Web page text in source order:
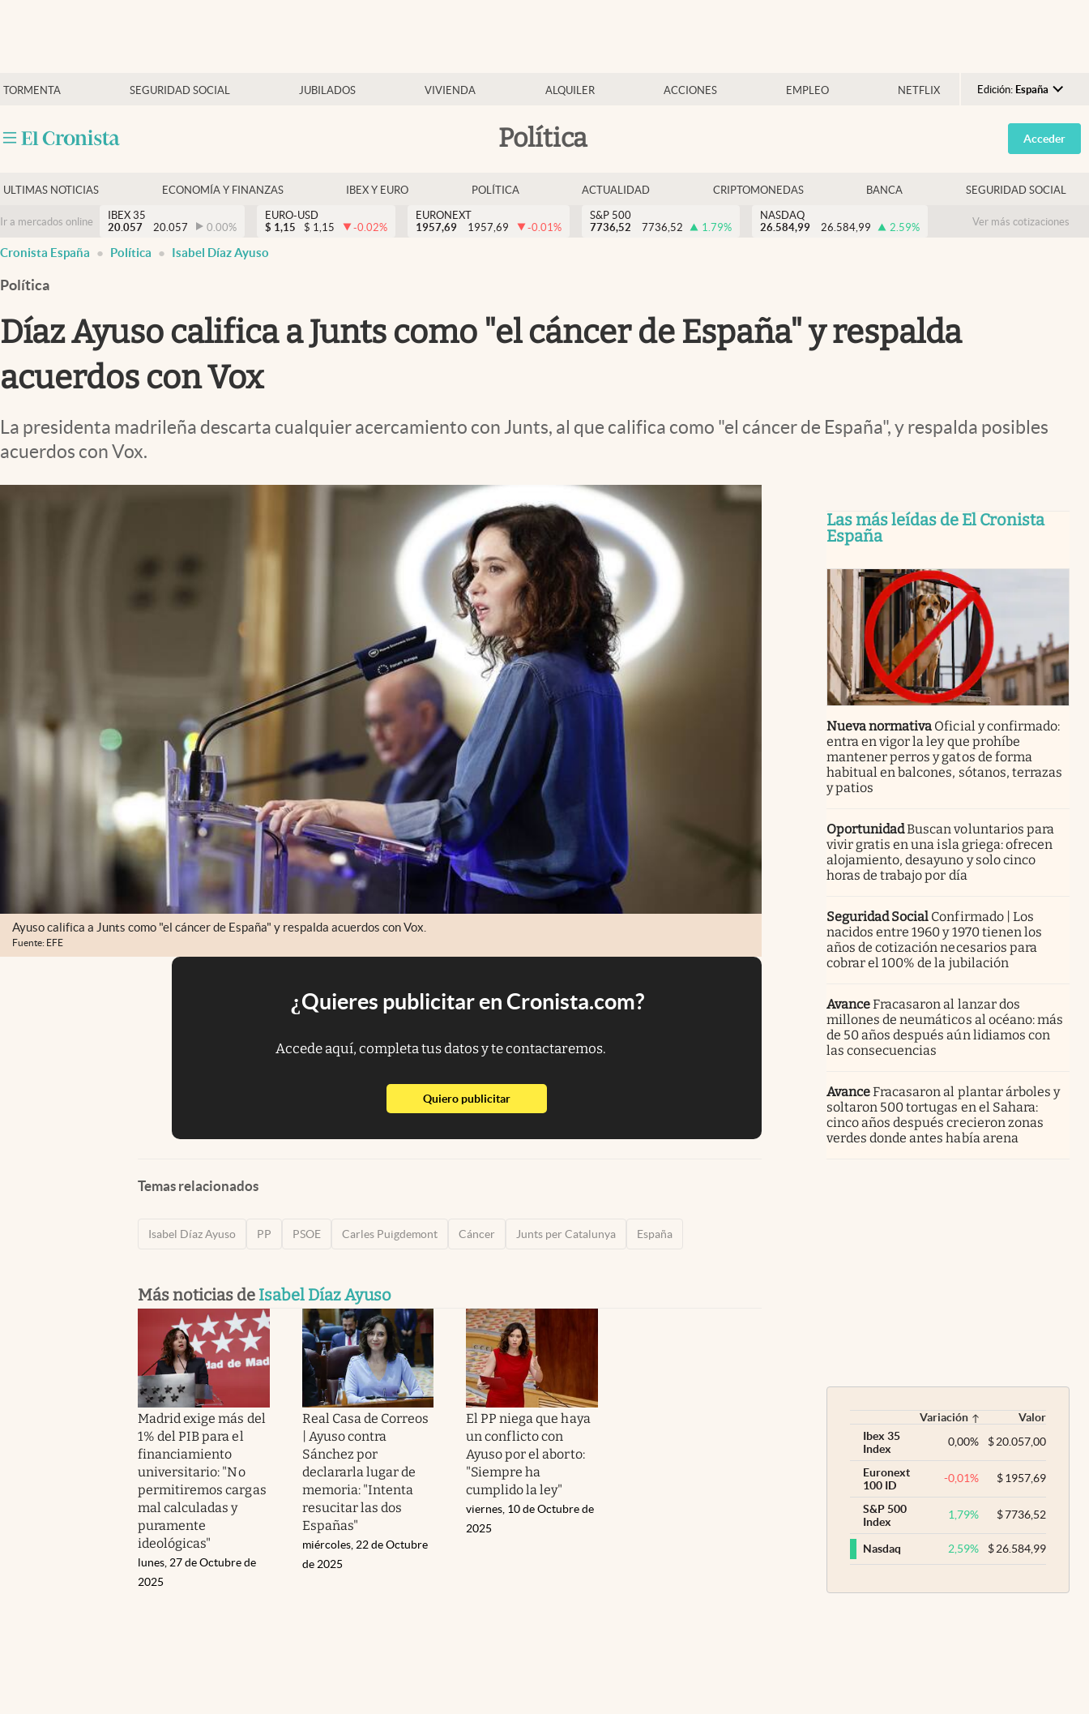
TORMENTA SEGURIDAD SOCIAL JUBILADOS VIVIENDA ALQUILER ACCIONES EMPLEO NETFLIX Edición: España
Argentina
España
USA
Colombia
Política
Economía y finanzas
Criptomonedas
Acceder
ULTIMAS NOTICIAS ECONOMÍA Y FINANZAS IBEX Y EURO POLÍTICA ACTUALIDAD CRIPTOMONEDAS BANCA SEGURIDAD SOCIAL
Ir a mercados online
IBEX 35
20.057
20.057 0.00%
EURO-USD
$ 1,15 $ 1,15 -0.02%
EURONEXT
1957,69
1957,69 -0.01%
S&P 500
7736,52
7736,52 1.79%
NASDAQ
26.584,99
26.584,99 2.59% Ver más cotizaciones
Cronista España Política Isabel Díaz Ayuso
Política
Díaz Ayuso califica a Junts como "el cáncer de España" y respalda
acuerdos con Vox
La presidenta madrileña descarta cualquier acercamiento con Junts, al que califica como "el cáncer de España", y respalda posibles
acuerdos con Vox.
Ayuso califica a Junts como "el cáncer de España" y respalda acuerdos con Vox.
Fuente: EFE
¿Quieres publicitar en Cronista.com?
Accede aquí, completa tus datos y te contactaremos.
Quiero publicitarabre en nueva pestaña
Temas relacionados
Isabel Díaz Ayuso PP PSOE Carles Puigdemont Cáncer Junts per Catalunya España
Más noticias de Isabel Díaz Ayuso
Madrid exige más del
1% del PIB para el
financiamiento
universitario: "No
permitiremos cargas
mal calculadas y
puramente
ideológicas"
lunes, 27 de Octubre de
2025
Real Casa de Correos
| Ayuso contra
Sánchez por
declararla lugar de
memoria: "Intenta
resucitar las dos
Españas"
miércoles, 22 de Octubre
de 2025
El PP niega que haya
un conflicto con
Ayuso por el aborto:
"Siempre ha
cumplido la ley"
viernes, 10 de Octubre de
2025
Las más leídas de El Cronista
España
Nueva normativa Oficial y confirmado:
entra en vigor la ley que prohíbe
mantener perros y gatos de forma
habitual en balcones, sótanos, terrazas
y patios
OportunidadBuscan voluntarios para
vivir gratis en una isla griega: ofrecen
alojamiento, desayuno y solo cinco
horas de trabajo por día
Seguridad Social Confirmado | Los
nacidos entre 1960 y 1970 tienen los
años de cotización necesarios para
cobrar el 100% de la jubilación
AvanceFracasaron al lanzar dos
millones de neumáticos al océano: más
de 50 años después aún lidiamos con
las consecuencias
AvanceFracasaron al plantar árboles y
soltaron 500 tortugas en el Sahara:
cinco años después crecieron zonas
verdes donde antes había arena
Variación
Valor
Ibex 35
Index
0,00% $20.057,00
Euronext
100 ID
-0,01% $1957,69
S&P 500
Index
1,79% $7736,52
Nasdaq 2,59% $26.584,99